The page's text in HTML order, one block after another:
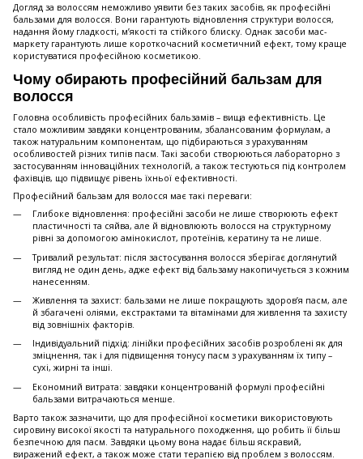
Догляд за волоссям неможливо уявити без таких засобів, як професійні
бальзами для волосся. Вони гарантують відновлення структури волосся,
надання йому гладкості, м’якості та стійкого блиску. Однак засоби мас-
маркету гарантують лише короткочасний косметичний ефект, тому краще
користуватися професійною косметикою.
Чому обирають професійний бальзам для
волосся
Головна особливість професійних бальзамів – вища ефективність. Це
стало можливим завдяки концентрованим, збалансованим формулам, а
також натуральним компонентам, що підбираються з урахуванням
особливостей різних типів пасм. Такі засоби створюються лабораторно з
застосуванням інноваційних технологій, а також тестуються під контролем
фахівців, що підвищує рівень їхньої ефективності.
Професійний бальзам для волосся має такі переваги:
Глибоке відновлення: професійні засоби не лише створюють ефект
пластичності та сяйва, але й відновлюють волосся на структурному
рівні за допомогою амінокислот, протеїнів, кератину та не лише.
Тривалий результат: після застосування волосся зберігає доглянутий
вигляд не один день, адже ефект від бальзаму накопичується з кожним
нанесенням.
Живлення та захист: бальзами не лише покращують здоров’я пасм, але
й збагачені оліями, екстрактами та вітамінами для живлення та захисту
від зовнішніх факторів.
Індивідуальний підхід: лінійки професійних засобів розроблені як для
зміцнення, так і для підвищення тонусу пасм з урахуванням їх типу –
сухі, жирні та інші.
Економний витрата: завдяки концентрованій формулі професійні
бальзами витрачаються менше.
Варто також зазначити, що для професійної косметики використовують
сировину високої якості та натурального походження, що робить її більш
безпечною для пасм. Завдяки цьому вона надає більш яскравий,
виражений ефект, а також може стати терапією від проблем з волоссям.